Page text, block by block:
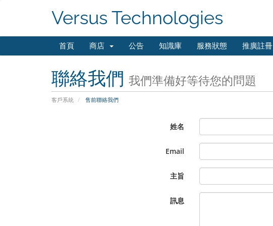
Versus Technologies
首頁 商店 公告 知識庫 服務狀態 推廣註冊
聯絡我們 我們準備好等待您的問題
客戶系統 售前聯絡我們
姓名
Email
主旨
訊息